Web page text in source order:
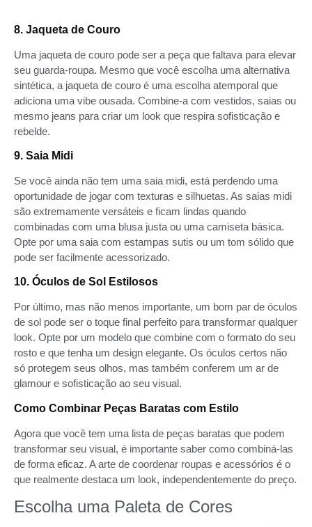
8. Jaqueta de Couro
Uma jaqueta de couro pode ser a peça que faltava para elevar
seu guarda-roupa. Mesmo que você escolha uma alternativa
sintética, a jaqueta de couro é uma escolha atemporal que
adiciona uma vibe ousada. Combine-a com vestidos, saias ou
mesmo jeans para criar um look que respira sofisticação e
rebelde.
9. Saia Midi
Se você ainda não tem uma saia midi, está perdendo uma
oportunidade de jogar com texturas e silhuetas. As saias midi
são extremamente versáteis e ficam lindas quando
combinadas com uma blusa justa ou uma camiseta básica.
Opte por uma saia com estampas sutis ou um tom sólido que
pode ser facilmente acessorizado.
10. Óculos de Sol Estilosos
Por último, mas não menos importante, um bom par de óculos
de sol pode ser o toque final perfeito para transformar qualquer
look. Opte por um modelo que combine com o formato do seu
rosto e que tenha um design elegante. Os óculos certos não
só protegem seus olhos, mas também conferem um ar de
glamour e sofisticação ao seu visual.
Como Combinar Peças Baratas com Estilo
Agora que você tem uma lista de peças baratas que podem
transformar seu visual, é importante saber como combiná-las
de forma eficaz. A arte de coordenar roupas e acessórios é o
que realmente destaca um look, independentemente do preço.
Escolha uma Paleta de Cores